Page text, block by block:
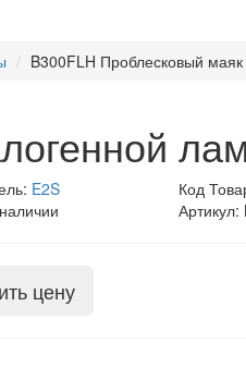
B300FLH Проблесковый
E2S Код
Артикул:
цену